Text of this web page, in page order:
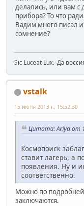
делались, или вам с
прибора? То что
Вадим много писал
сомнение?
Sic Luceat Lux. Да
vstalk
15 июня 2013 г., 15:52:30
Цитата: Ariya от
Космопоиск
ставит лагерь, а
появления. Ну и
соответственно.
Можно по
заключаются.